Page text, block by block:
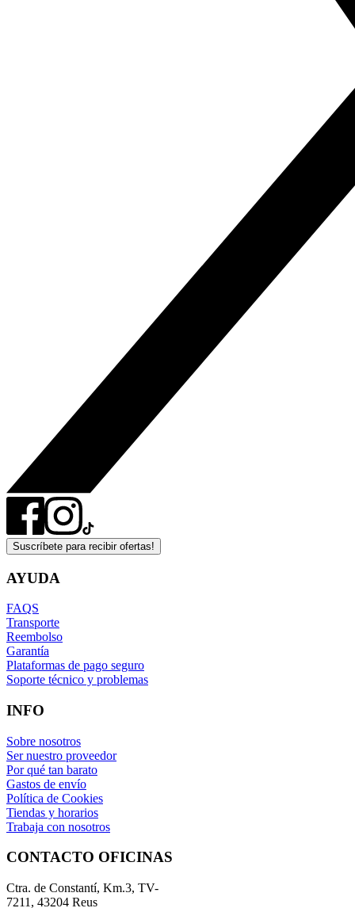
Suscríbete para recibir ofertas!
AYUDA
FAQS
Transporte
Reembolso
Garantía
Plataformas de pago seguro
Soporte técnico y problemas
INFO
Sobre nosotros
Ser nuestro proveedor
Por qué tan barato
Gastos de envío
Política de Cookies
Tiendas y horarios
Trabaja con nosotros
CONTACTO OFICINAS
Ctra. de Constantí, Km.3, TV-
7211, 43204 Reus